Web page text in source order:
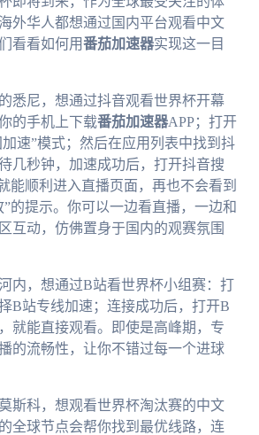
外华人都想通过国内平台观看中文
看看如何用番茄加速器实现这一目
悉尼，想通过抖音观看世界杯开幕
的手机上下载番茄加速器APP；打开
速”模式；然后在应用列表中找到抖
几秒钟，加速成功后，打开抖音搜
能顺利进入直播页面，再也不会看到
的提示。你可以一边看直播，一边和
互动，仿佛置身于国内的观赛氛围
内，想通过B站看世界杯小组赛：打
B站专线加速；连接成功后，打开B
就能直接观看。即使是高峰期，专
的流畅性，让你不错过每一个进球
斯科，想观看世界杯淘汰赛的中文
全球节点会帮你找到最优线路，连